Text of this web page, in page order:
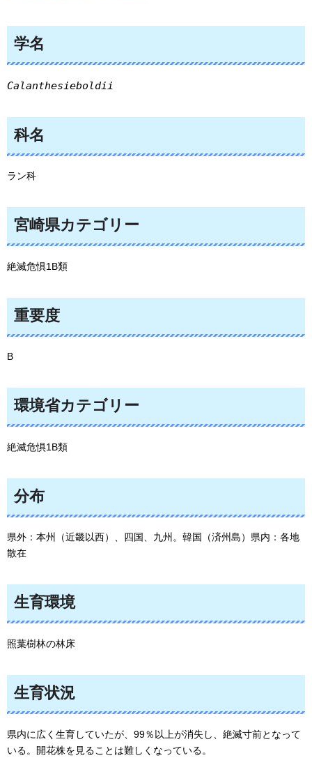
学名
Calanthesieboldii
科名
ラン科
宮崎県カテゴリー
絶滅危惧1B類
重要度
B
環境省カテゴリー
絶滅危惧1B類
分布
県外：本州（近畿以西）、四国、九州。韓国（済州島）県内：各地
散在
生育環境
照葉樹林の林床
生育状況
県内に広く生育していたが、99％以上が消失し、絶滅寸前となって
いる。開花株を見ることは難しくなっている。